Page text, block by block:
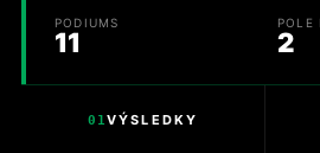
PODIUMS
11
POLE
2
01VÝSLEDKY